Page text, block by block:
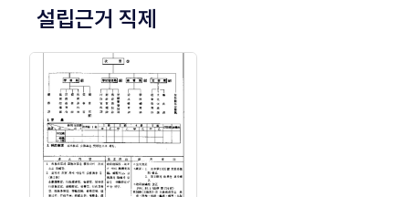
설립근거 직제